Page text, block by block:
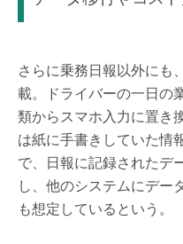
さらに乗務日報以外にも
載。ドライバーの一日の
類からスマホ入力に置き
は紙に手書きしていた情
で、日報に記録されたデ
し、他のシステムにデー
も想定しているという。